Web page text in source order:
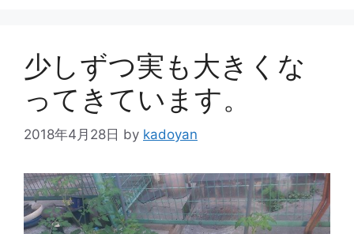
少しずつ実も大きくな
ってきています。
2018年4月28日 by kadoyan